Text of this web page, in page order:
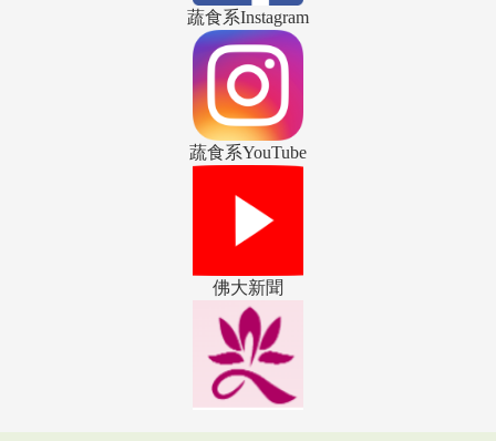
蔬食系Instagram
蔬食系YouTube
佛大新聞